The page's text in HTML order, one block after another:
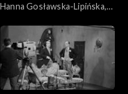
Doboszem
Hanna Gosławska-Lipińska,